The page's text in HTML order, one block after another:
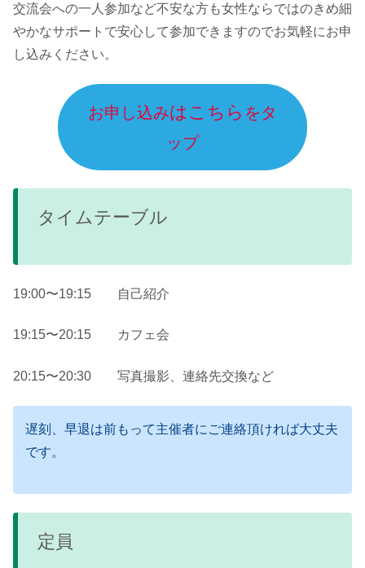
交流会への一人参加など不安な方も女性ならではのきめ細
やかなサポートで安心して参加できますのでお気軽にお申
し込みください。
お申し込みはこちら をタ
ップ
タイムテーブル
19:00〜19:15 自己紹介
19:15〜20:15 カフェ会
20:15〜20:30 写真撮影、連絡先交換など
遅刻、早退は前もって主催者にご連絡頂ければ大丈夫
です。
定員